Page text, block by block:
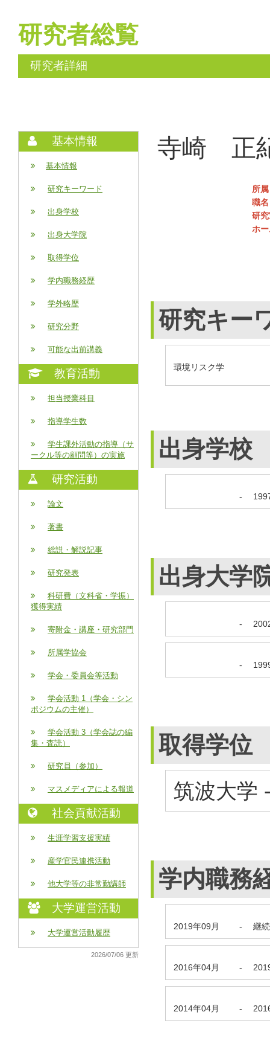
研究者総覧
研究者詳細
基本情報
基本情報
研究キーワード
出身学校
出身大学院
取得学位
学内職務経歴
学外略歴
研究分野
可能な出前講義
教育活動
担当授業科目
指導学生数
学生課外活動の指導（サ
ークル等の顧問等）の実施
研究活動
論文
著書
総説・解説記事
研究発表
科研費（文科省・学振）
獲得実績
寄附金・講座・研究部門
所属学協会
学会・委員会等活動
学会活動 1（学会・シン
ポジウムの主催）
学会活動 3（学会誌の編
集・査読）
研究員（参加）
マスメディアによる報道
社会貢献活動
生涯学習支援実績
産学官民連携活動
他大学等の非常勤講師
大学運営活動
大学運営活動履歴
2026/07/06 更新
寺崎 正
所属
職名
研
ホ
研究キー
環境リスク学
出身学校
-
出身大学
-
-
取得学位
筑波大学
学内職務
2019年09月 - 継
2016年04月 -
2014年04月 -